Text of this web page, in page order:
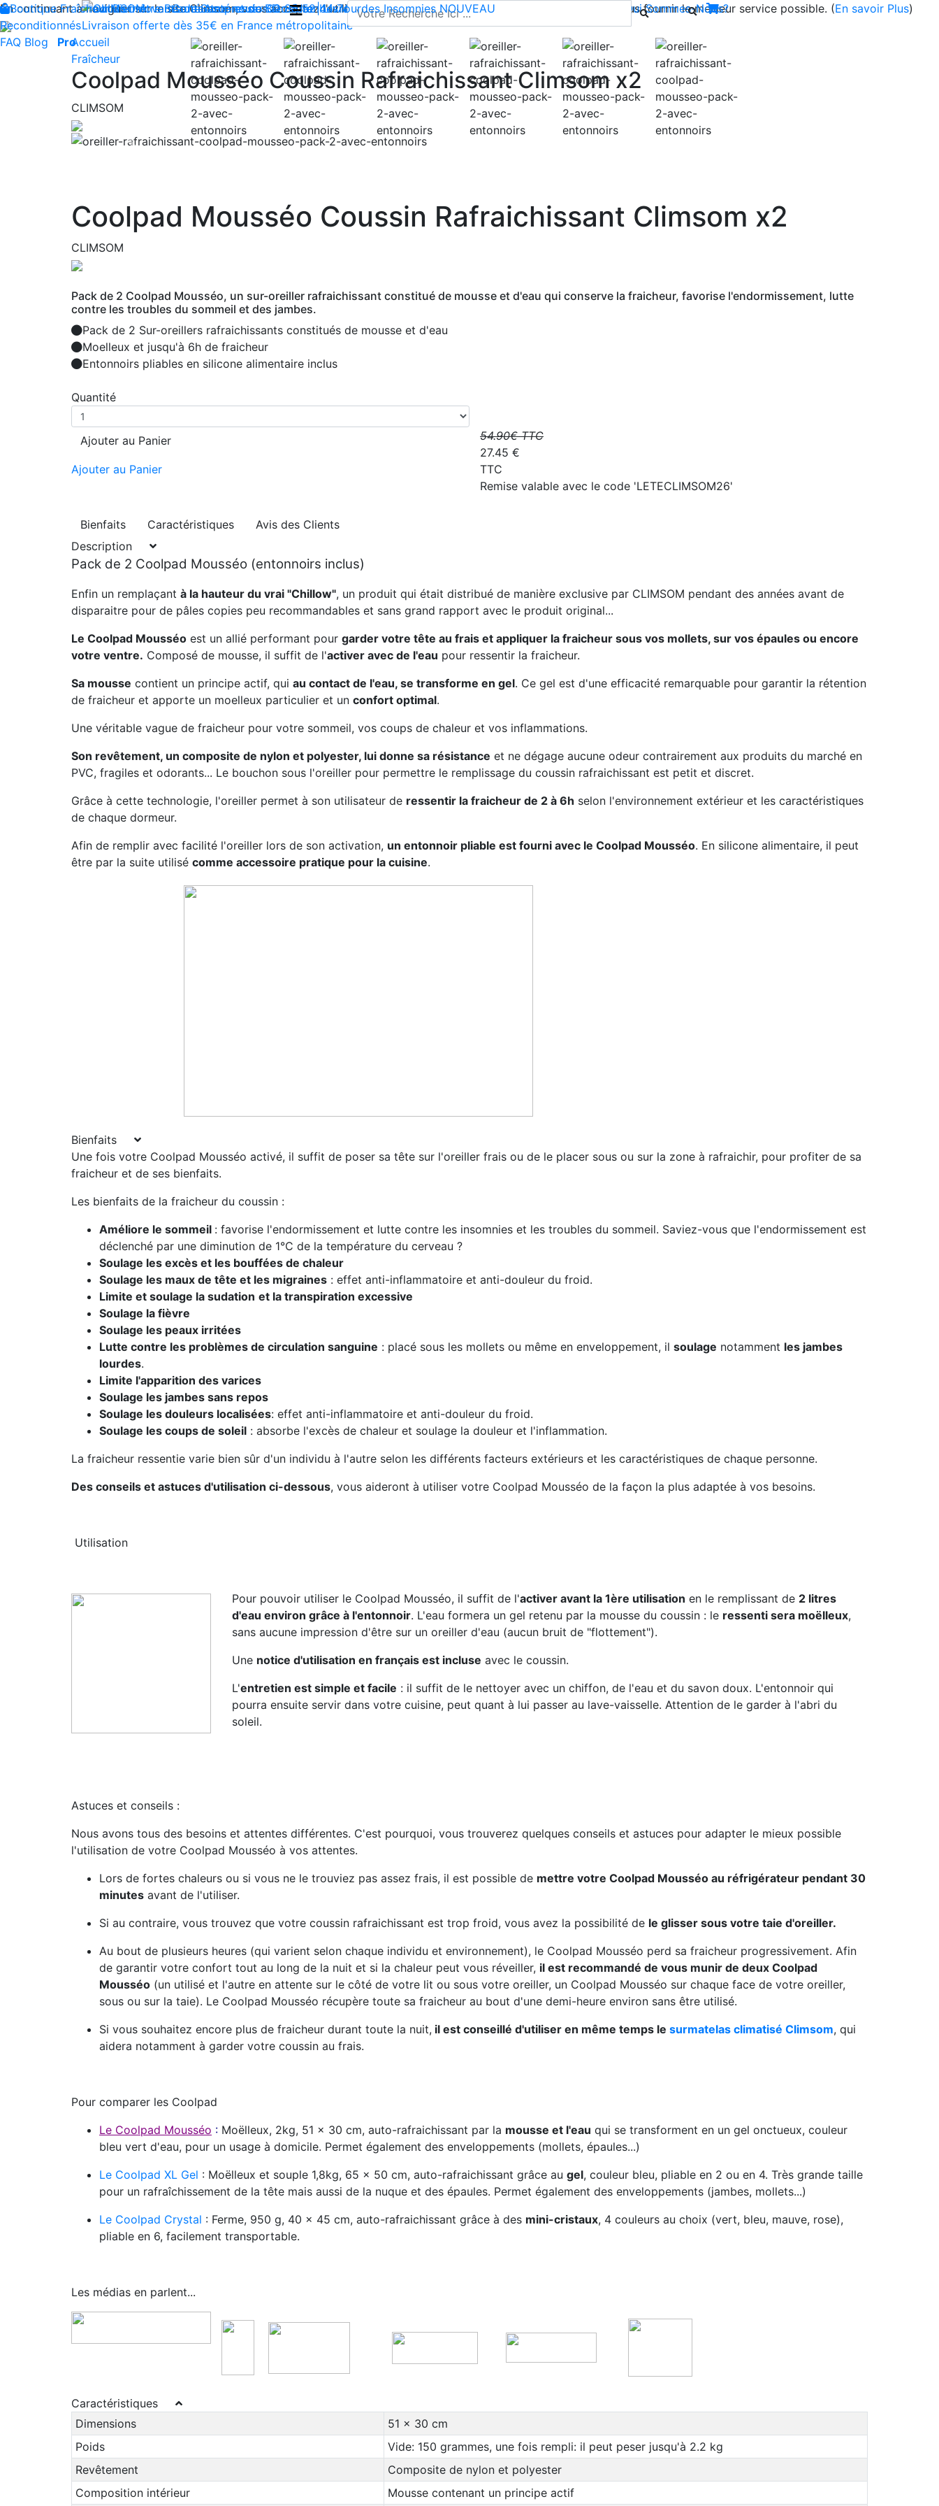
En continuant à naviguer sur le site Climsom, vous acceptez l'utilisation de cookies pour enregistrer votre panier et vous fournir le meilleur service possible. (En savoir Plus)
Produits innovants de Santé et de Bien-être | Livraison offerte dès 35€ en France métropolitaine
Livraison offerte dès 35€ en France métropolitaine
Contactez-nous : 02 85 52 44 74 -contact@climsom.com Qui Sommes-Nous?
Boutique Fraîcheur Bien-être Beauté Acupression Dos Jambes lourdes Insomnies NOUVEAU
Reconditionnés
FAQ Blog ProAccueil
Fraîcheur
Coolpad Mousséo Coussin Rafraichissant Climsom x2
CLIMSOM
Previous
Coolpad Mousséo Coussin Rafraichissant Climsom x2
CLIMSOM
Pack de 2 Coolpad Mousséo, un sur-oreiller rafraichissant constitué de mousse et d'eau qui conserve la fraicheur, favorise l'endormissement, lutte
contre les troubles du sommeil et des jambes.
Pack de 2 Sur-oreillers rafraichissants constitués de mousse et d'eau
Moelleux et jusqu'à 6h de fraicheur
Entonnoirs pliables en silicone alimentaire inclus
Quantité
Ajouter au Panier
Ajouter au Panier
54.90€ TTC
27.45 €
TTC
Remise valable avec le code 'LETECLIMSOM26'
Bienfaits Caractéristiques
Avis des Clients
Description
Pack de 2 Coolpad Mousséo (entonnoirs inclus)
Enfin un remplaçant à la hauteur du vrai "Chillow", un produit qui était distribué de manière exclusive par CLIMSOM pendant des années avant de
disparaitre pour de pâles copies peu recommandables et sans grand rapport avec le produit original...
Le Coolpad Mousséo est un allié performant pour garder votre tête au frais et appliquer la fraicheur sous vos mollets, sur vos épaules ou encore
votre ventre. Composé de mousse, il suffit de l'activer avec de l'eau pour ressentir la fraicheur.
Sa mousse contient un principe actif, qui au contact de l'eau, se transforme en gel. Ce gel est d'une efficacité remarquable pour garantir la rétention
de fraicheur et apporte un moelleux particulier et un confort optimal.
Une véritable vague de fraicheur pour votre sommeil, vos coups de chaleur et vos inflammations.
Son revêtement, un composite de nylon et polyester, lui donne sa résistance et ne dégage aucune odeur contrairement aux produits du marché en
PVC, fragiles et odorants... Le bouchon sous l'oreiller pour permettre le remplissage du coussin rafraichissant est petit et discret.
Grâce à cette technologie, l'oreiller permet à son utilisateur de ressentir la fraicheur de 2 à 6h selon l'environnement extérieur et les caractéristiques
de chaque dormeur.
Afin de remplir avec facilité l'oreiller lors de son activation, un entonnoir pliable est fourni avec le Coolpad Mousséo. En silicone alimentaire, il peut
être par la suite utilisé comme accessoire pratique pour la cuisine.
Bienfaits
Une fois votre Coolpad Mousséo activé, il suffit de poser sa tête sur l'oreiller frais ou de le placer sous ou sur la zone à rafraichir, pour profiter de sa
fraicheur et de ses bienfaits.
Les bienfaits de la fraicheur du coussin :
Améliore le sommeil : favorise l'endormissement et lutte contre les insomnies et les troubles du sommeil. Saviez-vous que l'endormissement est
déclenché par une diminution de 1°C de la température du cerveau ?
Soulage les excès et les bouffées de chaleur
Soulage les maux de tête et les migraines : effet anti-inflammatoire et anti-douleur du froid.
Limite et soulage la sudation et la transpiration excessive
Soulage la fièvre
Soulage les peaux irritées
Lutte contre les problèmes de circulation sanguine : placé sous les mollets ou même en enveloppement, il soulage notamment les jambes
lourdes.
Limite l'apparition des varices
Soulage les jambes sans repos
Soulage les douleurs localisées: effet anti-inflammatoire et anti-douleur du froid.
Soulage les coups de soleil : absorbe l'excès de chaleur et soulage la douleur et l'inflammation.
La fraicheur ressentie varie bien sûr d'un individu à l'autre selon les différents facteurs extérieurs et les caractéristiques de chaque personne.
Des conseils et astuces d'utilisation ci-dessous, vous aideront à utiliser votre Coolpad Mousséo de la façon la plus adaptée à vos besoins.
Utilisation
Pour pouvoir utiliser le Coolpad Mousséo, il suffit de l'activer avant la 1ère utilisation en le remplissant de 2 litres
d'eau environ grâce à l'entonnoir. L'eau formera un gel retenu par la mousse du coussin : le ressenti sera moëlleux,
sans aucune impression d'être sur un oreiller d'eau (aucun bruit de "flottement").
Une notice d'utilisation en français est incluse avec le coussin.
L'entretien est simple et facile : il suffit de le nettoyer avec un chiffon, de l'eau et du savon doux. L'entonnoir qui
pourra ensuite servir dans votre cuisine, peut quant à lui passer au lave-vaisselle. Attention de le garder à l'abri du
soleil.
Astuces et conseils :
Nous avons tous des besoins et attentes différentes. C'est pourquoi, vous trouverez quelques conseils et astuces pour adapter le mieux possible
l'utilisation de votre Coolpad Mousséo à vos attentes.
Lors de fortes chaleurs ou si vous ne le trouviez pas assez frais, il est possible de mettre votre Coolpad Mousséo au réfrigérateur pendant 30
minutes avant de l'utiliser.
Si au contraire, vous trouvez que votre coussin rafraichissant est trop froid, vous avez la possibilité de le glisser sous votre taie d'oreiller.
Au bout de plusieurs heures (qui varient selon chaque individu et environnement), le Coolpad Mousséo perd sa fraicheur progressivement. Afin
de garantir votre confort tout au long de la nuit et si la chaleur peut vous réveiller, il est recommandé de vous munir de deux Coolpad
Mousséo (un utilisé et l'autre en attente sur le côté de votre lit ou sous votre oreiller, un Coolpad Mousséo sur chaque face de votre oreiller,
sous ou sur la taie). Le Coolpad Mousséo récupère toute sa fraicheur au bout d'une demi-heure environ sans être utilisé.
Si vous souhaitez encore plus de fraicheur durant toute la nuit, il est conseillé d'utiliser en même temps le surmatelas climatisé Climsom, qui
aidera notamment à garder votre coussin au frais.
Pour comparer les Coolpad
Le Coolpad Mousséo : Moëlleux, 2kg, 51 x 30 cm, auto-rafraichissant par la mousse et l'eau qui se transforment en un gel onctueux, couleur
bleu vert d'eau, pour un usage à domicile. Permet également des enveloppements (mollets, épaules...)
Le Coolpad XL Gel : Moëlleux et souple 1,8kg, 65 x 50 cm, auto-rafraichissant grâce au gel, couleur bleu, pliable en 2 ou en 4. Très grande taille
pour un rafraîchissement de la tête mais aussi de la nuque et des épaules. Permet également des enveloppements (jambes, mollets...)
Le Coolpad Crystal : Ferme, 950 g, 40 x 45 cm, auto-rafraichissant grâce à des mini-cristaux, 4 couleurs au choix (vert, bleu, mauve, rose),
pliable en 6, facilement transportable.
Les médias en parlent...
Caractéristiques
Dimensions
51 x 30 cm
Poids
Vide: 150 grammes, une fois rempli: il peut peser jusqu'à 2.2 kg
Revêtement
Composite de nylon et polyester
Composition intérieur
Mousse contenant un principe actif